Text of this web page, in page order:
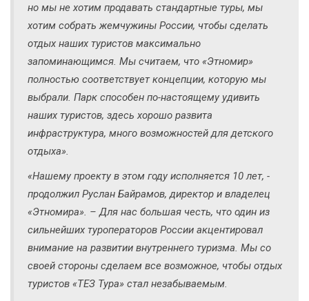
но мы не хотим продавать стандартные туры, мы
хотим собрать жемчужины России, чтобы сделать
отдых наших туристов максимально
запоминающимся. Мы считаем, что «Этномир»
полностью соответствует концепции, которую мы
выбрали. Парк способен по-настоящему удивить
наших туристов, здесь хорошо развита
инфраструктура, много возможностей для детского
отдыха».
«Нашему проекту в этом году исполняется 10 лет, -
продолжил Руслан Байрамов, директор и владелец
«Этномира». –Для нас большая честь, что один из
сильнейших туроператоров России акцентировал
внимание на развитии внутреннего туризма. Мы со
своей стороны сделаем все возможное, чтобы отдых
туристов «ТЕЗ Тура» стал незабываемым.